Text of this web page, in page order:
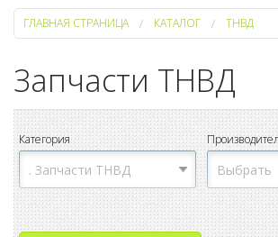
ГЛАВНАЯ СТРАНИЦА КАТАЛОГ ТНВД
Запчасти ТНВД
Категория